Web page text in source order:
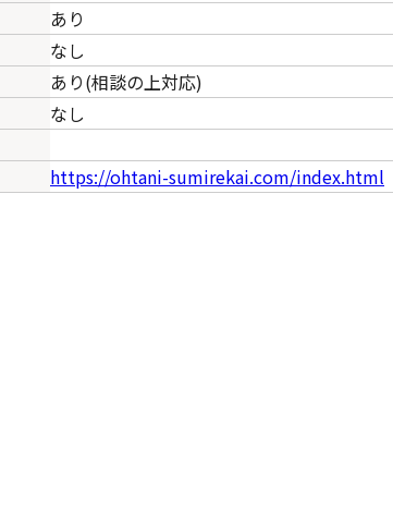
あり
なし
あり(相談の上対応)
なし
https://ohtani-sumirekai.com/index.html